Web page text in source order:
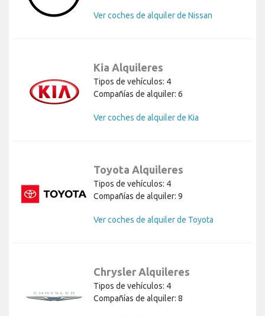
Ver coches de alquiler de Nissan
Kia Alquileres
Tipos de vehículos: 4
Compañías de alquiler: 6
Ver coches de alquiler de Kia
Toyota Alquileres
Tipos de vehículos: 4
Compañías de alquiler: 9
Ver coches de alquiler de Toyota
Chrysler Alquileres
Tipos de vehículos: 4
Compañías de alquiler: 8